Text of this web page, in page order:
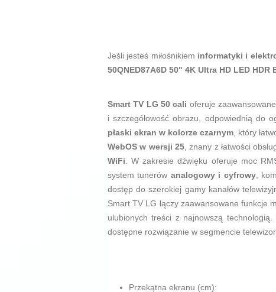
Jeśli jesteś miłośnikiem informatyki i
50QNED87A6D 50" 4K Ultra HD LED HDR
Smart TV LG 50 cali oferuje
i szczegółowość obrazu, odpowiednią do
płaski ekran w kolorze czarnym, który
WebOS w wersji 25, znany z łatwości
WiFi. W zakresie dźwięku oferuje moc
system tunerów analogowy i cyfrowy,
dostęp do szerokiej gamy kanałów
Smart TV LG łączy zaawansowane funkcje
ulubionych treści z najnowszą
dostępne rozwiązanie w segmencie
Przekątna ekranu (cm):